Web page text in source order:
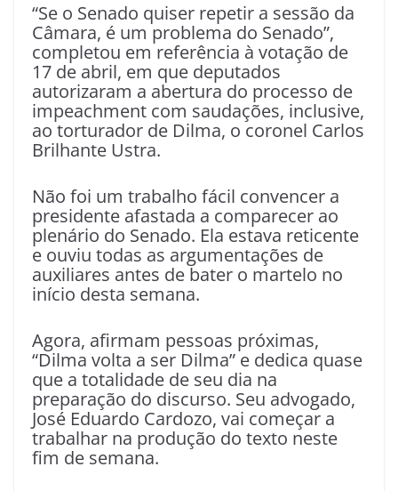
“Se o Senado quiser repetir a sessão da
Câmara, é um problema do Senado”,
completou em referência à votação de
17 de abril, em que deputados
autorizaram a abertura do processo de
impeachment com saudações, inclusive,
ao torturador de Dilma, o coronel Carlos
Brilhante Ustra.
Não foi um trabalho fácil convencer a
presidente afastada a comparecer ao
plenário do Senado. Ela estava reticente
e ouviu todas as argumentações de
auxiliares antes de bater o martelo no
início desta semana.
Agora, afirmam pessoas próximas,
“Dilma volta a ser Dilma” e dedica quase
que a totalidade de seu dia na
preparação do discurso. Seu advogado,
José Eduardo Cardozo, vai começar a
trabalhar na produção do texto neste
fim de semana.